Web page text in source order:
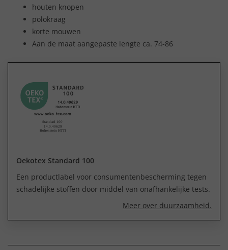
houten knopen
polokraag
korte mouwen
Aan de maat aangepaste lengte ca. 74-86
Oekotex Standard 100
Een productlabel voor consumentenbescherming tegen
schadelijke stoffen door middel van onafhankelijke tests.
Meer over duurzaamheid.